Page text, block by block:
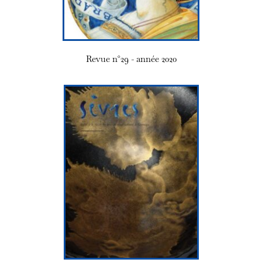
Revue n°29 - année 2020